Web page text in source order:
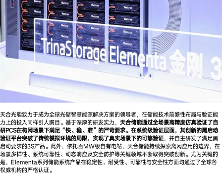
天合光能致力于成为全球光储智慧能源解决方案的领导者，在储能技术前瞻性布局与验证能
力上的投入同样引人瞩目。基于深厚的研发实力， 天合储能通过全场景高精度仿真验证了自
研PCS在构网场景下满足“快、稳、准”的严苛要求。在系统级验证层面，其创新的黑启动
验证平台突破了传统模拟环境的局限，实现了真实场景下的可靠验证，并自主研发了满足黑
启动要求的3S产品。此外，依托百MW级自有电站，天合储能持续探索离网应用的边界，在
场景多样性、系统可靠性、动态响应及安全防护等关键领域不断取得突破创新。尤为关键的
是，Elementa系列储能系统产品在稳定性、耐受性、可靠性与安全性方面均通过了全球各
权威机构的严格认证。